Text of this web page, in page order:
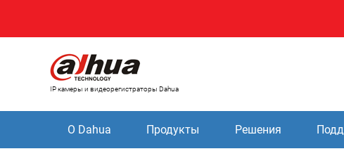
IP камеры и видеорегистраторы Dahua
О Dahua Продукты Решения